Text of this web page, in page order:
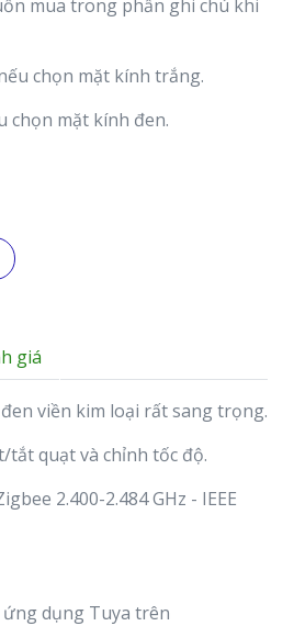
mua trong phần ghi chú khi
chọn mặt kính trắng.
mặt kính đen.
giá
viền kim loại rất sang trọng.
tắt quạt và chỉnh tốc độ.
2.400-2.484 GHz - IEEE
dụng Tuya trên